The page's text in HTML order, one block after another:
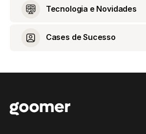
Tecnologia e Novidades
Cases de Sucesso